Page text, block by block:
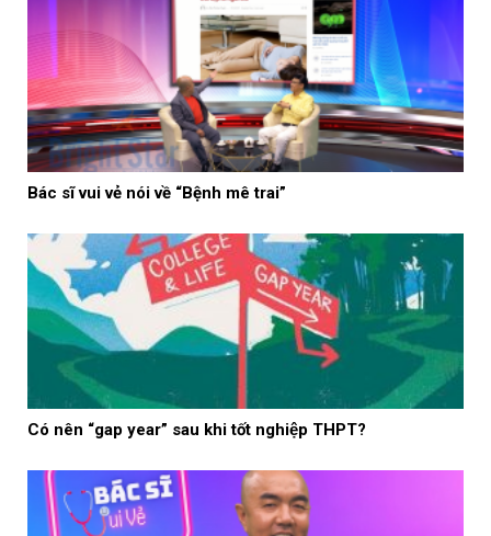
Bác sĩ vui vẻ nói về “Bệnh mê trai”
Có nên “gap year” sau khi tốt nghiệp THPT?